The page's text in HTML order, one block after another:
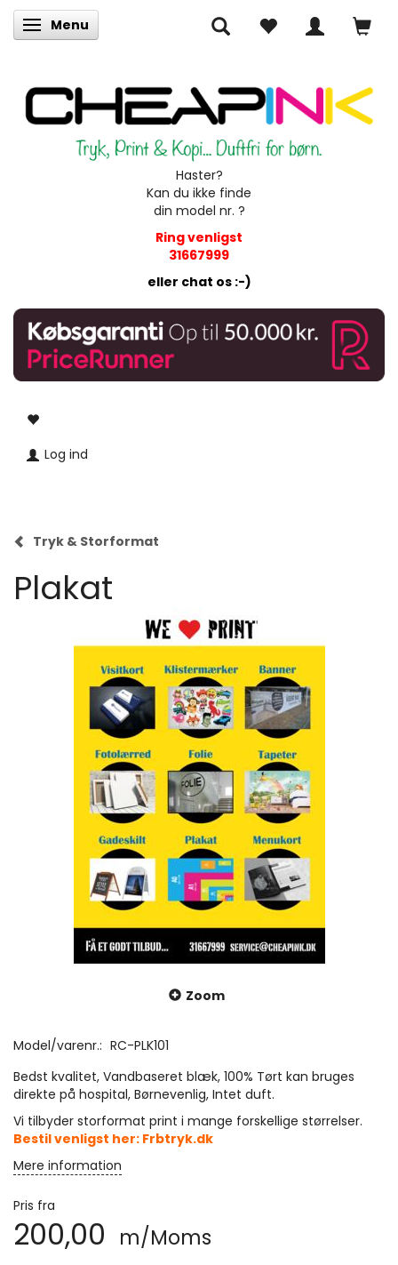
Skifte navigation
Menu
Haster?
Kan du ikke finde
din model nr. ?
Ring venligst
31667999
eller chat os :-)
Log ind
Tryk & Storformat
Plakat
Zoom
Model/varenr.: RC-PLK101
Bedst kvalitet, Vandbaseret blæk, 100% Tørt kan bruges
direkte på hospital, Børnevenlig, Intet duft.
Vi tilbyder storformat print i mange forskellige størrelser.
Bestil venligst her: Frbtryk.dk
Mere information
Pris fra
200,00 m/Moms